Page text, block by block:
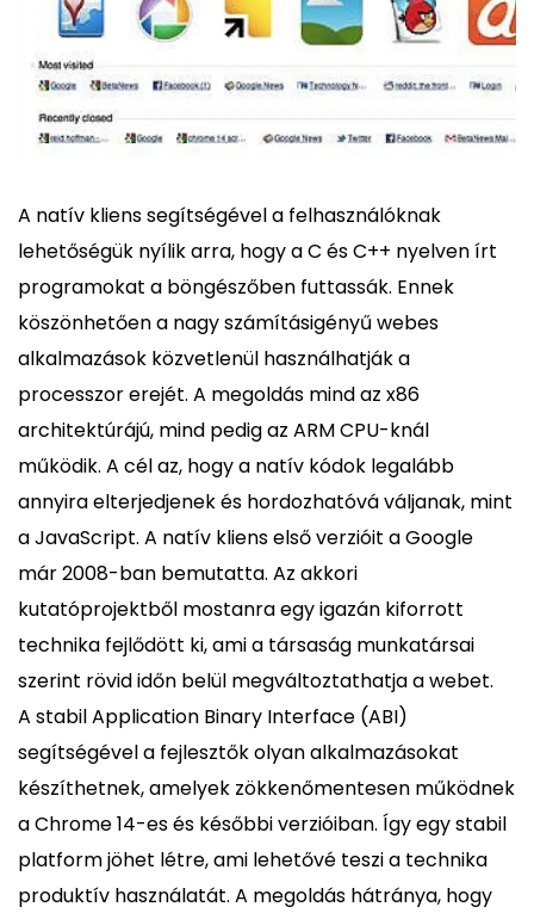
A natív kliens segítségével a felhasználóknak
lehetőségük nyílik arra, hogy a C és C++ nyelven írt
programokat a böngészőben futtassák. Ennek
köszönhetően a nagy számításigényű webes
alkalmazások közvetlenül használhatják a
processzor erejét. A megoldás mind az x86
architektúrájú, mind pedig az ARM CPU-knál
működik. A cél az, hogy a natív kódok legalább
annyira elterjedjenek és hordozhatóvá váljanak, mint
a JavaScript. A natív kliens első verzióit a Google
már 2008-ban bemutatta. Az akkori
kutatóprojektből mostanra egy igazán kiforrott
technika fejlődött ki, ami a társaság munkatársai
szerint rövid időn belül megváltoztathatja a webet.
A stabil Application Binary Interface (ABI)
segítségével a fejlesztők olyan alkalmazásokat
készíthetnek, amelyek zökkenőmentesen működnek
a Chrome 14-es és későbbi verzióiban. Így egy stabil
platform jöhet létre, ami lehetővé teszi a technika
produktív használatát. A megoldás hátránya, hogy